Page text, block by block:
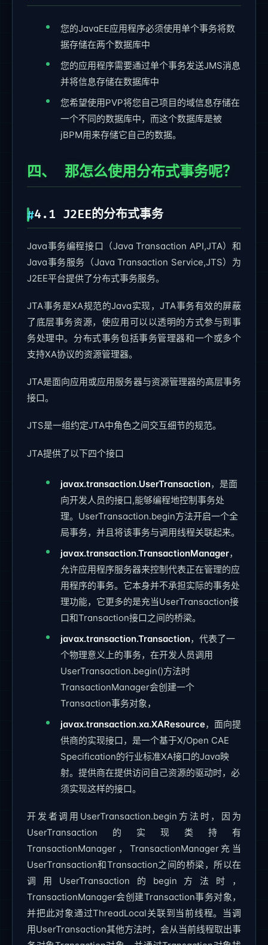
您的JavaEE应用程序必须使用单个事务将数
据存储在两个数据库中
您的应用程序需要通过单个事务发送JMS消息
并将信息存储在数据库中
您希望使用PVP将您自己项目的域信息存储在
一个不同的数据库中，而这个数据库是被
jBPM用来存储它自己的数据。
四、 那怎么使用分布式事务呢？
4.1 J2EE的分布式事务
Java事务编程接口（Java Transaction API,JTA）和
Java事务服务（Java Transaction Service,JTS）为
J2EE平台提供了分布式事务服务。
JTA事务是XA规范的Java实现，JTA事务有效的屏蔽
了底层事务资源，使应用可以以透明的方式参与到事
务处理中。分布式事务包括事务管理器和一个或多个
支持XA协议的资源管理器。
JTA是面向应用或应用服务器与资源管理器的高层事务
接口。
JTS是一组约定JTA中角色之间交互细节的规范。
JTA提供了以下四个接口
javax.transaction.UserTransaction，是面
向开发人员的接口,能够编程地控制事务处
理。UserTransaction.begin方法开启一个全
局事务，并且将该事务与调用线程关联起来。
javax.transaction.TransactionManager，
允许应用程序服务器来控制代表正在管理的应
用程序的事务。它本身并不承担实际的事务处
理功能，它更多的是充当UserTransaction接
口和Transaction接口之间的桥梁。
javax.transaction.Transaction，代表了一
个物理意义上的事务，在开发人员调用
UserTransaction.begin()方法时
TransactionManager会创建一个
Transaction事务对象，
javax.transaction.xa.XAResource，面向提
供商的实现接口，是一个基于X/Open CAE
Specification的行业标准XA接口的Java映
射。提供商在提供访问自己资源的驱动时，必
须实现这样的接口。
开发者调用UserTransaction.begin方法时，因为
UserTransaction的实现类持有
TransactionManager，TransactionManager充当
UserTransaction和Transaction之间的桥梁，所以在
调用UserTransaction的begin方法时，
TransactionManager会创建Transaction事务对象，
并把此对象通过ThreadLocal关联到当前线程。当调
用UserTransaction其他方法时，会从当前线程取出事